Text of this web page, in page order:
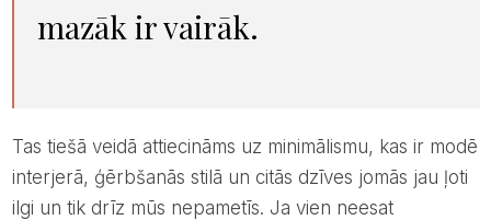
mazāk ir vairāk.
Tas tiešā veidā attiecināms uz minimālismu, kas ir modē
interjerā, ģērbšanās stilā un citās dzīves jomās jau ļoti
ilgi un tik drīz mūs nepametīs. Ja vien neesat